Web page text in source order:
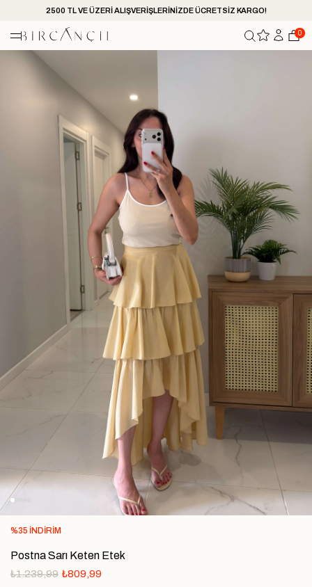
2500 TL VE ÜZERİ ALIŞVERİŞLERİNİZDE ÜCRETSİZ KARGO!
0
%35 İNDIRIM
Postna Sarı Keten Etek
₺1.239,99 ₺809,99